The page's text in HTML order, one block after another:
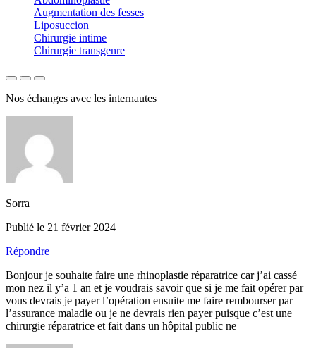
Augmentation des fesses
Liposuccion
Chirurgie intime
Chirurgie transgenre
Nos échanges avec les internautes
Sorra
Publié le 21 février 2024
Répondre
Bonjour je souhaite faire une rhinoplastie réparatrice car j’ai cassé
mon nez il y’a 1 an et je voudrais savoir que si je me fait opérer par
vous devrais je payer l’opération ensuite me faire rembourser par
l’assurance maladie ou je ne devrais rien payer puisque c’est une
chirurgie réparatrice et fait dans un hôpital public ne